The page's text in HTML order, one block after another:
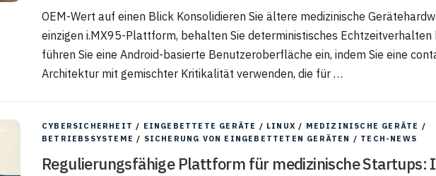
OEM-Wert auf einen Blick Konsolidieren Sie ältere medizinische
einzigen i.MX95-Plattform, behalten Sie deterministisches Echtzeitverhalten
führen Sie eine Android-basierte Benutzeroberfläche ein, indem Sie eine
Architektur mit gemischter Kritikalität verwenden, die für …
CYBERSICHERHEIT / EINGEBETTETE GERÄTE / LINUX / MEDIZINISCHE GERÄTE /
BETRIEBSSYSTEME / SICHERUNG VON EINGEBETTETEN GERÄTEN / TECH-NEWS
Regulierungsfähige Plattform für medizinische Startups: